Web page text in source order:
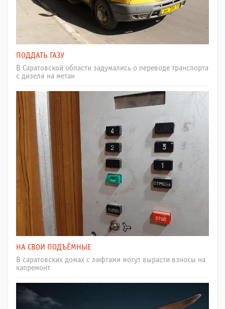
ПОДДАТЬ ГАЗУ
В Саратовской области задумались о переводе транспорта
с дизеля на метан
НА СВОИ ПОДЪЁМНЫЕ
В саратовских домах с лифтами могут вырасти взносы на
капремонт